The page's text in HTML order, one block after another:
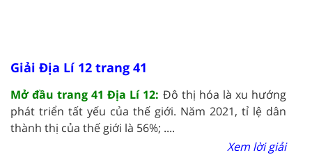
Giải Địa Lí 12 trang 41
Mở đầu trang 41 Địa Lí 12: Đô thị hóa là xu hướng
phát triển tất yếu của thế giới. Năm 2021, tỉ lệ dân
thành thị của thế giới là 56%; ....
Xem lời giải